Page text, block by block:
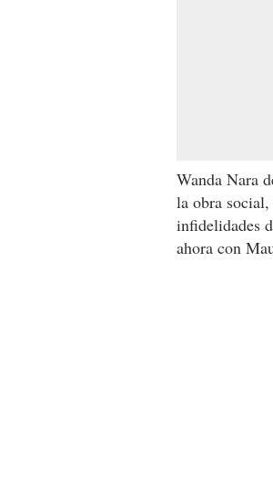
Wanda Nara
la obra
infidelidades
ahora con